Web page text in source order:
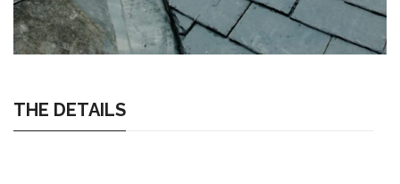
THE DETAILS